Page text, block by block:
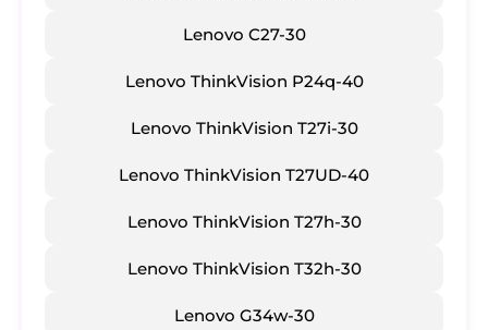
​Lenovo C27-30
​Lenovo ThinkVision P24q-40
​Lenovo ThinkVision T27i-30
​Lenovo ThinkVision T27UD-40
​Lenovo ThinkVision T27h-30
​Lenovo ThinkVision T32h-30
​Lenovo G34w-30